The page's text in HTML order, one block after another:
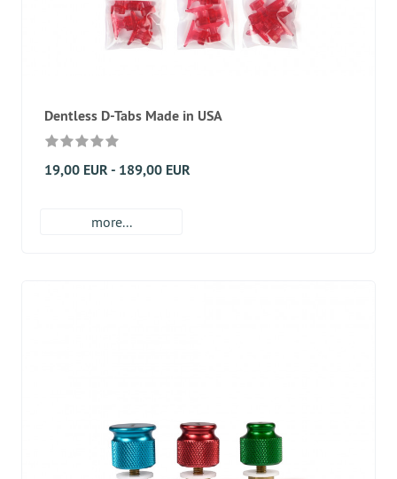
Dentless D-Tabs Made in USA
19,00 EUR - 189,00 EUR
more...